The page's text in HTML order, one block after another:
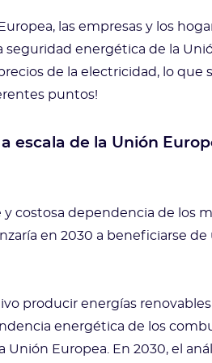
las empresas y los
energética de la
de la electricidad, lo que
puntos!
escala de la Unión
costosa dependencia de los
en 2030 a beneficiarse
producir energías renovables
energética de los
Europea. En 2030, el